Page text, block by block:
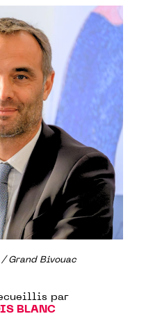
Grand Bivouac
par
BLANC